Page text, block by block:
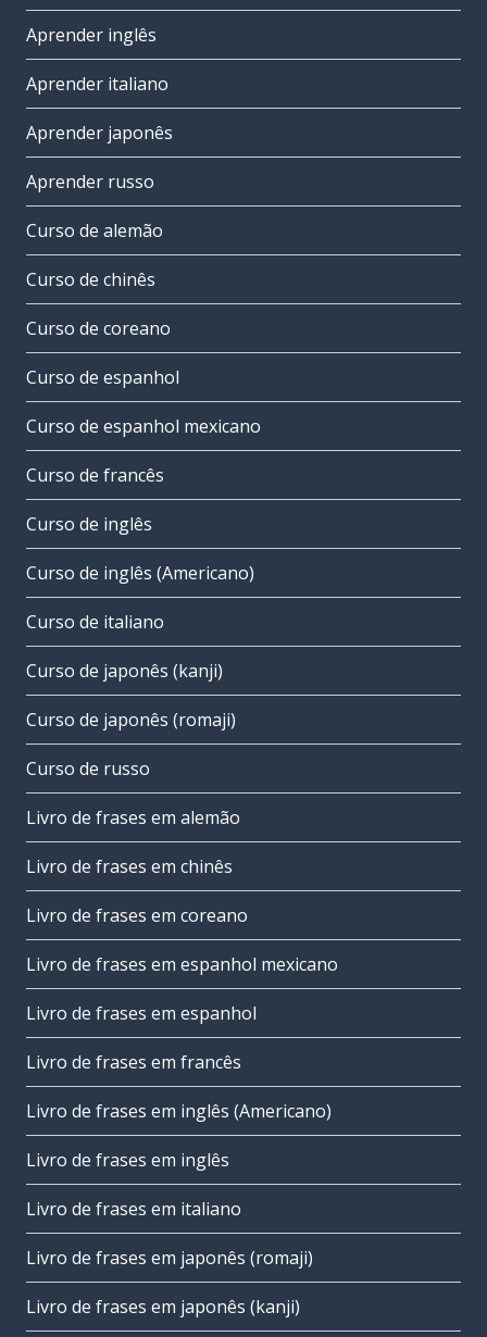
Aprender inglês
Aprender italiano
Aprender japonês
Aprender russo
Curso de alemão
Curso de chinês
Curso de coreano
Curso de espanhol
Curso de espanhol mexicano
Curso de francês
Curso de inglês
Curso de inglês (Americano)
Curso de italiano
Curso de japonês (kanji)
Curso de japonês (romaji)
Curso de russo
Livro de frases em alemão
Livro de frases em chinês
Livro de frases em coreano
Livro de frases em espanhol mexicano
Livro de frases em espanhol
Livro de frases em francês
Livro de frases em inglês (Americano)
Livro de frases em inglês
Livro de frases em italiano
Livro de frases em japonês (romaji)
Livro de frases em japonês (kanji)